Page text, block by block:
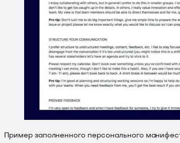
Пример заполненного персонального